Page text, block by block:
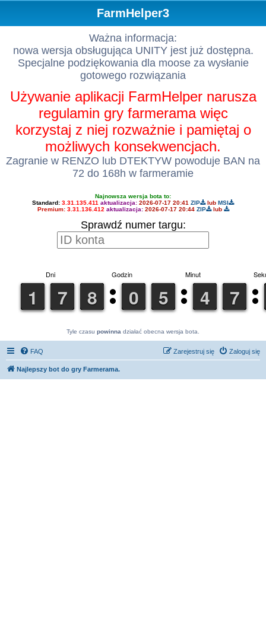
FarmHelper3
Ważna informacja:
nowa wersja obsługująca UNITY jest już dostępna.
Specjalne podziękowania dla moose za wysłanie
gotowego rozwiązania
Używanie aplikacji FarmHelper narusza
regulamin gry farmerama więc
korzystaj z niej rozważnie i pamiętaj o
możliwych konsekwencjach.
Zagranie w RENZO lub DTEKTYW powoduje BAN na
72 do 168h w farmeramie
Najnowsza wersja bota to:
Standard: 3.31.135.411 aktualizacja: 2026-07-17 20:41 ZIP lub MSI
Premium: 3.31.136.412 aktualizacja: 2026-07-17 20:44 ZIP lub
Sprawdź numer targu:
Tyle czasu powinna działać obecna wersja bota.
FAQ Zaloguj się
Zarejestruj się
Najlepszy bot do gry Farmerama.